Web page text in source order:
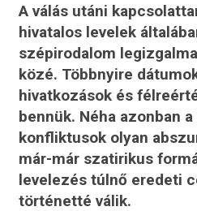
A válás utáni
hivatalos levelek
szépirodalom
közé. Többnyire
hivatkozások és
bennük. Néha azonban
konfliktusok olyan
már-már szatirikus
levelezés túlnő eredeti
történetté válik.